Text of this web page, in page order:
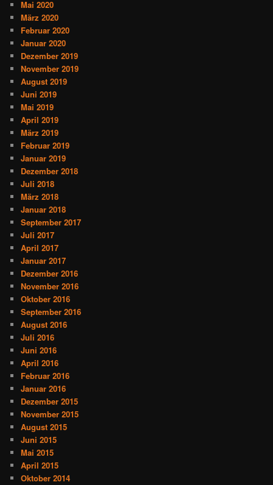
Mai 2020
März 2020
Februar 2020
Januar 2020
Dezember 2019
November 2019
August 2019
Juni 2019
Mai 2019
April 2019
März 2019
Februar 2019
Januar 2019
Dezember 2018
Juli 2018
März 2018
Januar 2018
September 2017
Juli 2017
April 2017
Januar 2017
Dezember 2016
November 2016
Oktober 2016
September 2016
August 2016
Juli 2016
Juni 2016
April 2016
Februar 2016
Januar 2016
Dezember 2015
November 2015
August 2015
Juni 2015
Mai 2015
April 2015
Oktober 2014